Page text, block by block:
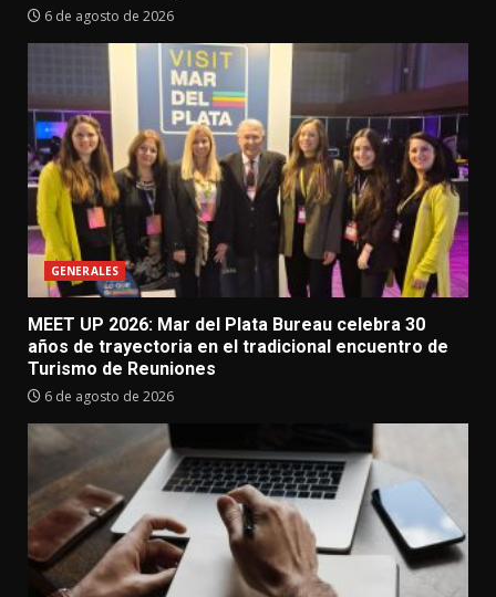
6 de agosto de 2026
GENERALES
MEET UP 2026: Mar del Plata Bureau celebra 30
años de trayectoria en el tradicional encuentro de
Turismo de Reuniones
6 de agosto de 2026